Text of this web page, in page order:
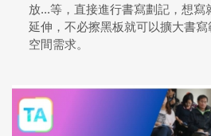
放...等，直接進行書寫劃記，想寫
延伸，不必擦黑板就可以擴大書
空間需求。